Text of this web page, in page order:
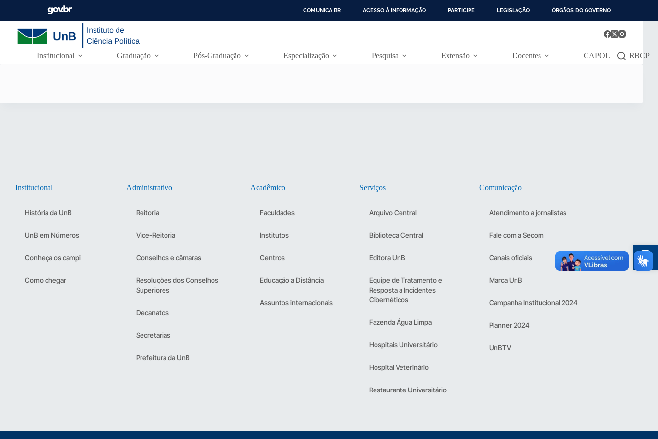
N
COMUNICA BR ACESSO À INFORMAÇÃO PARTICIPE LEGISLAÇÃO ÓRGÃOS DO GOVERNO
Institucional Graduação Pós-Graduação Especialização Pesquisa Extensão Docentes CAPOL RBCP
Institucional
História da UnB
UnB em Números
Conheça os campi
Como chegar
Administrativo
Reitoria
Vice-Reitoria
Conselhos e câmaras
Resoluções dos Conselhos
Superiores
Decanatos
Secretarias
Prefeitura da UnB
Acadêmico
Faculdades
Institutos
Centros
Educação a Distância
Assuntos internacionais
Serviços
Arquivo Central
Biblioteca Central
Editora UnB
Equipe de Tratamento e
Resposta a Incidentes
Cibernéticos
Fazenda Água Limpa
Hospitais Universitário
Hospital Veterinário
Restaurante Universitário
Comunicação
Atendimento a jornalistas
Fale com a Secom
Canais oficiais
Marca UnB
Campanha Institucional 2024
Planner 2024
UnBTV